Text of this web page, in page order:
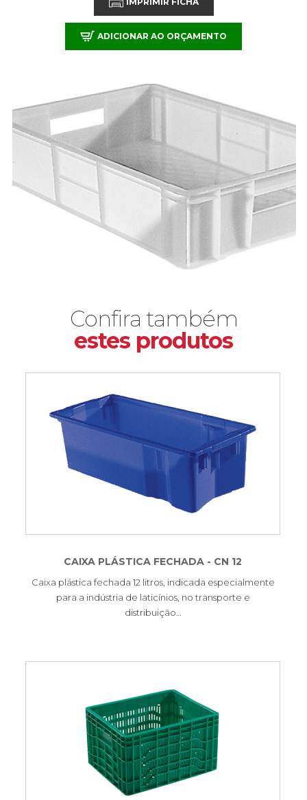
ADICIONAR AO ORÇAMENTO
Confira também
estes produtos
CAIXA PLÁSTICA FECHADA - CN 12
Caixa plástica fechada 12 litros, indicada especialmente
para a indústria de laticínios, no transporte e
distribuição…